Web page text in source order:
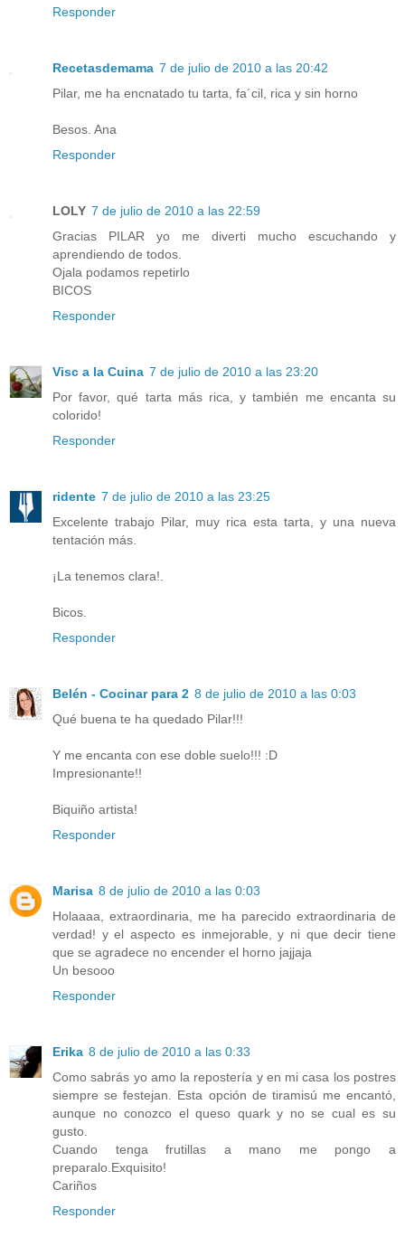
Responder
Recetasdemama 7 de julio de 2010 a las 20:42
Pilar, me ha encnatado tu tarta, fa´cil, rica y sin horno
Besos. Ana
Responder
LOLY 7 de julio de 2010 a las 22:59
Gracias PILAR yo me diverti mucho escuchando y
aprendiendo de todos.
Ojala podamos repetirlo
BICOS
Responder
Visc a la Cuina 7 de julio de 2010 a las 23:20
Por favor, qué tarta más rica, y también me encanta su
colorido!
Responder
ridente 7 de julio de 2010 a las 23:25
Excelente trabajo Pilar, muy rica esta tarta, y una nueva
tentación más.
¡La tenemos clara!.
Bicos.
Responder
Belén - Cocinar para 2 8 de julio de 2010 a las 0:03
Qué buena te ha quedado Pilar!!!
Y me encanta con ese doble suelo!!! :D
Impresionante!!
Biquiño artista!
Responder
Marisa 8 de julio de 2010 a las 0:03
Holaaaa, extraordinaria, me ha parecido extraordinaria de
verdad! y el aspecto es inmejorable, y ni que decir tiene
que se agradece no encender el horno jajjaja
Un besooo
Responder
Erika 8 de julio de 2010 a las 0:33
Como sabrás yo amo la repostería y en mi casa los postres
siempre se festejan. Esta opción de tiramisú me encantó,
aunque no conozco el queso quark y no se cual es su
gusto.
Cuando tenga frutillas a mano me pongo a
preparalo.Exquisito!
Cariños
Responder